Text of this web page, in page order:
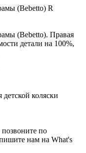
(Bebetto) R
(Bebetto). Правая
детали на 100%,
коляски
по
нам на What's